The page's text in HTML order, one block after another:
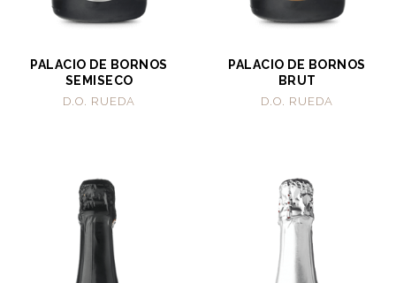
PALACIO DE BORNOS
SEMISECO
D.O. RUEDA
PALACIO DE BORNOS
BRUT
D.O. RUEDA